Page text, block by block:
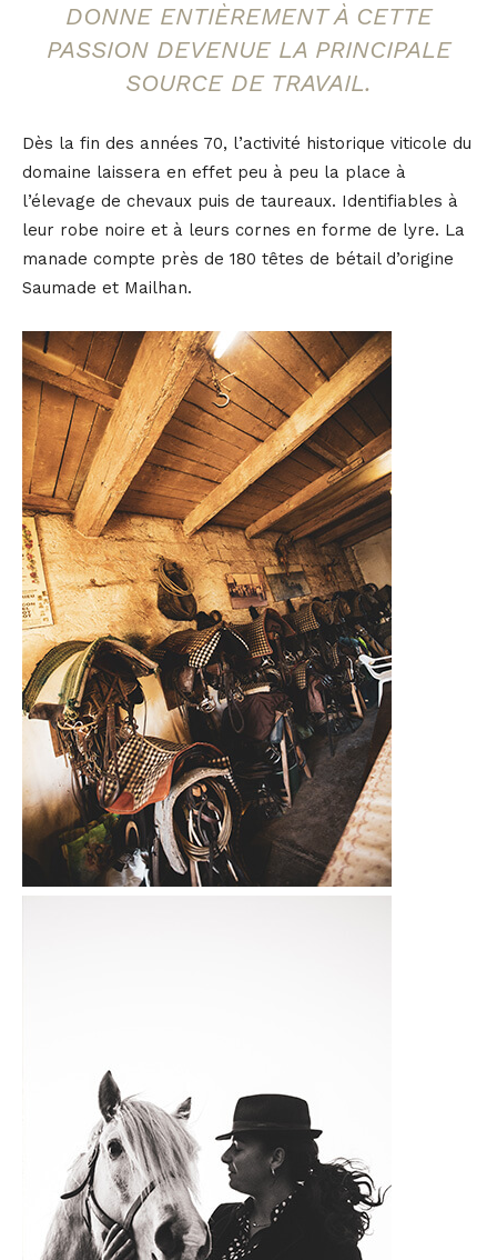
DONNE ENTIÈREMENT À CETTE
PASSION DEVENUE LA PRINCIPALE
SOURCE DE TRAVAIL.
Dès la fin des années 70, l’activité historique viticole du
domaine laissera en effet peu à peu la place à
l’élevage de chevaux puis de taureaux. Identifiables à
leur robe noire et à leurs cornes en forme de lyre. La
manade compte près de 180 têtes de bétail d’origine
Saumade et Mailhan.